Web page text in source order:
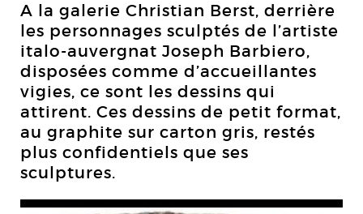
A la galerie Christian Berst, derrière
les personnages sculptés de l’artiste
italo-auvergnat Joseph Barbiero,
disposées comme d’accueillantes
vigies, ce sont les dessins qui
attirent. Ces dessins de petit format,
au graphite sur carton gris, restés
plus confidentiels que ses
sculptures.